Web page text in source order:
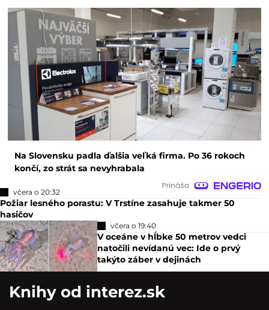
Na Slovensku padla ďalšia veľká firma. Po 36 rokoch
končí, zo strát sa nevyhrabala
včera o 20:32
Požiar lesného porastu: V Trstíne zasahuje takmer 50
hasičov
včera o 19:40
V oceáne v hĺbke 50 metrov vedci
natočili nevídanú vec: Ide o prvý
takýto záber v dejinách
Knihy od interez.sk